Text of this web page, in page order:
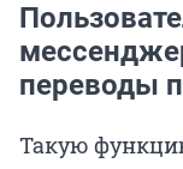
переводы
Такую